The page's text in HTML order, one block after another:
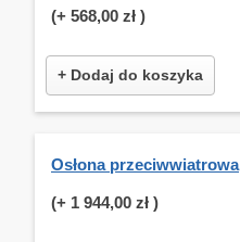
(+ 568,00 zł )
+ Dodaj do koszyka
Osłona przeciwwiatrowa
(+ 1 944,00 zł )